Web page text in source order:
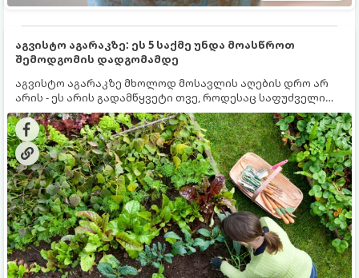
აგვისტო აგარაკზე: ეს 5 საქმე უნდა მოასწროთ
შემოდგომის დადგომამდე
აგვისტო აგარაკზე მხოლოდ მოსავლის აღების დრო არ
არის - ეს არის გადამწყვეტი თვე, როდესაც საფუძველი
ეყრება მომავალი წლის მოსავალს და ბაღი მზადდება
შემოდგომა-ზამთრის სეზონისთვის. იმისათვის, რომ
ნიადაგმა ენერგია აღიდგინოს, ხოლო მცენარეებმა
ზამთარს გაუძლონ, აგვისტოს ბოლომდე 5
მნიშვნელოვანი საქმის გაკეთება უნდა მოასწროთ: